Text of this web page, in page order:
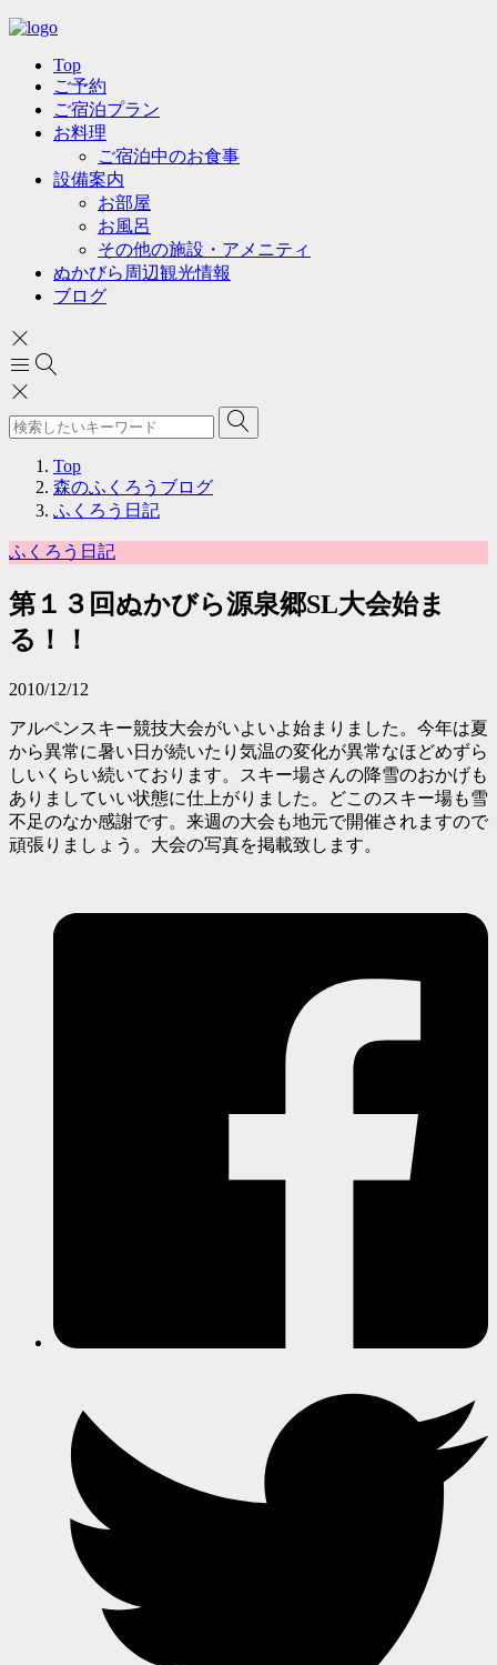
Top
ご予約
ご宿泊プラン
お料理
ご宿泊中のお食事
設備案内
お部屋
お風呂
その他の施設・アメニティ
ぬかびら周辺観光情報
ブログ
Top
森のふくろうブログ
ふくろう日記
ふくろう日記
第１３回ぬかびら源泉郷SL大会始ま
る！！
2010/12/12
アルペンスキー競技大会がいよいよ始まりました。今年は夏
から異常に暑い日が続いたり気温の変化が異常なほどめずら
しいくらい続いております。スキー場さんの降雪のおかげも
ありましていい状態に仕上がりました。どこのスキー場も雪
不足のなか感謝です。来週の大会も地元で開催されますので
頑張りましょう。大会の写真を掲載致します。